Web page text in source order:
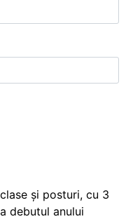
și posturi, cu 3
debutul anului